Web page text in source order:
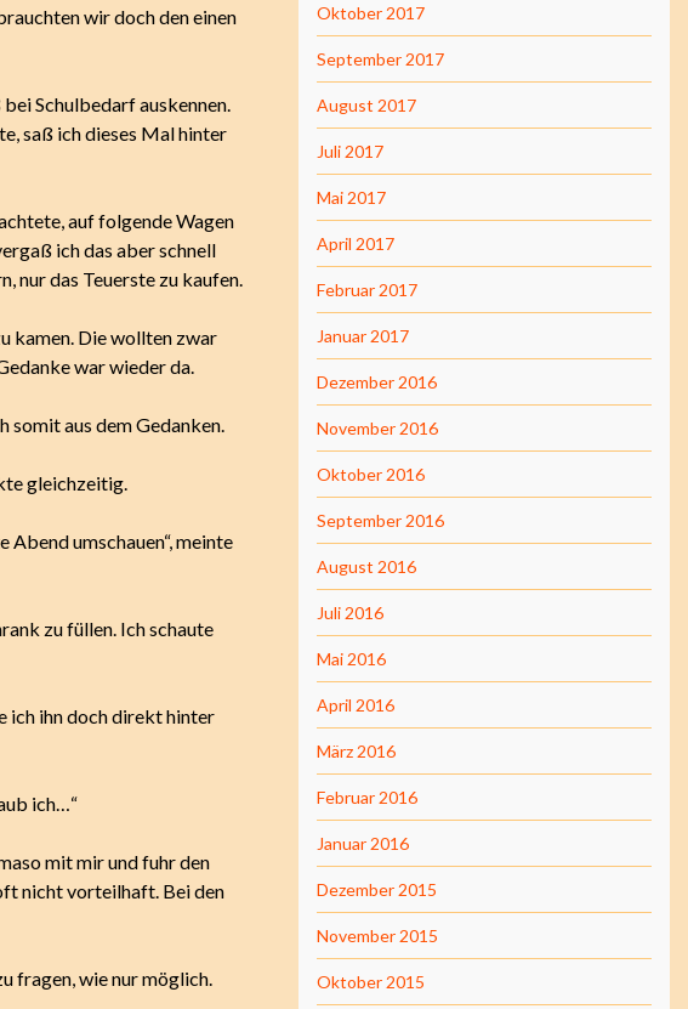
wir doch den einen
Schulbedarf auskennen.
saß ich dieses Mal hinter
auf folgende Wagen
ich das aber schnell
nur das Teuerste zu kaufen.
kamen. Die wollten zwar
war wieder da.
somit aus dem Gedanken.
gleichzeitig.
Abend umschauen“, meinte
zu füllen. Ich schaute
ich ihn doch direkt hinter
ich…“
mit mir und fuhr den
nicht vorteilhaft. Bei den
fragen, wie nur möglich.
Oktober 2017
September 2017
August 2017
Juli 2017
Mai 2017
April 2017
Februar 2017
Januar 2017
Dezember 2016
November 2016
Oktober 2016
September 2016
August 2016
Juli 2016
Mai 2016
April 2016
März 2016
Februar 2016
Januar 2016
Dezember 2015
November 2015
Oktober 2015